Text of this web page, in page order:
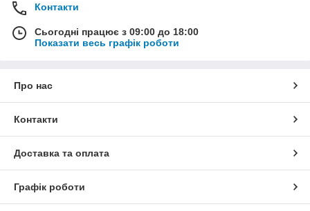
Контакти
Сьогодні працює з 09:00 до 18:00
Показати весь графік роботи
Про нас
Контакти
Доставка та оплата
Графік роботи